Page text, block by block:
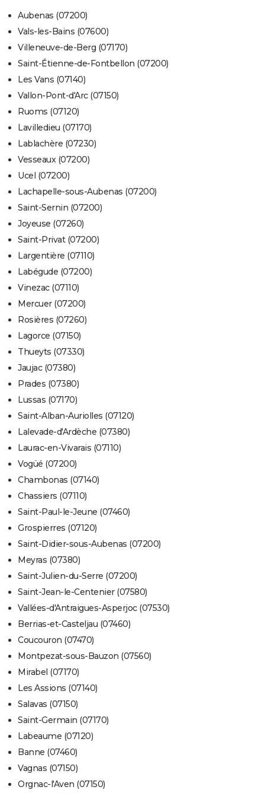
Aubenas (07200)
Vals-les-Bains (07600)
Villeneuve-de-Berg (07170)
Saint-Étienne-de-Fontbellon (07200)
Les Vans (07140)
Vallon-Pont-d'Arc (07150)
Ruoms (07120)
Lavilledieu (07170)
Lablachère (07230)
Vesseaux (07200)
Ucel (07200)
Lachapelle-sous-Aubenas (07200)
Saint-Sernin (07200)
Joyeuse (07260)
Saint-Privat (07200)
Largentière (07110)
Labégude (07200)
Vinezac (07110)
Mercuer (07200)
Rosières (07260)
Lagorce (07150)
Thueyts (07330)
Jaujac (07380)
Prades (07380)
Lussas (07170)
Saint-Alban-Auriolles (07120)
Lalevade-d'Ardèche (07380)
Laurac-en-Vivarais (07110)
Vogüé (07200)
Chambonas (07140)
Chassiers (07110)
Saint-Paul-le-Jeune (07460)
Grospierres (07120)
Saint-Didier-sous-Aubenas (07200)
Meyras (07380)
Saint-Julien-du-Serre (07200)
Saint-Jean-le-Centenier (07580)
Vallées-d'Antraigues-Asperjoc (07530)
Berrias-et-Casteljau (07460)
Coucouron (07470)
Montpezat-sous-Bauzon (07560)
Mirabel (07170)
Les Assions (07140)
Salavas (07150)
Saint-Germain (07170)
Labeaume (07120)
Banne (07460)
Vagnas (07150)
Orgnac-l'Aven (07150)